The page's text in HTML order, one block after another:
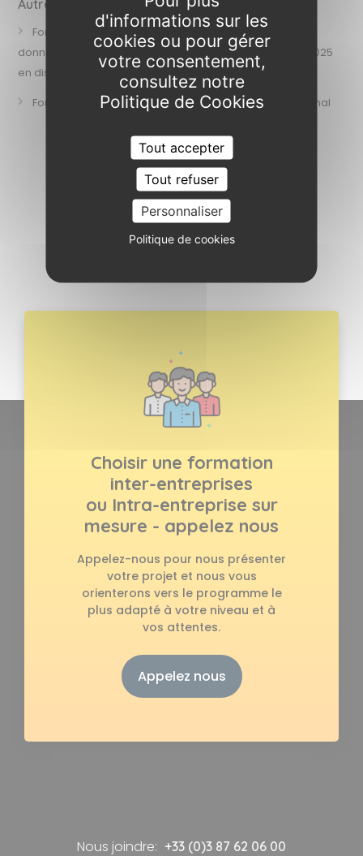
Autres articles pour vous
Formation « Conformité et sécurité des traitements de
données de sante » – Session des 25 et 26 septembre 2025
en distanciel
Formation Artificial Intelligence Governance Professional
Choisir une formation
inter-entreprises
ou Intra-entreprise sur
mesure - appelez nous
Appelez-nous pour nous présenter
votre projet et nous vous
orienterons vers le programme le
plus adapté à votre niveau et à
vos attentes.
Appelez nous
Nous joindre: +33 (0)3 87 62 06 00
d'informations sur les
cookies ou pour gérer
votre consentement,
consultez notre
Politique de Cookies
Tout accepter
Tout refuser
Personnaliser
Politique de cookies